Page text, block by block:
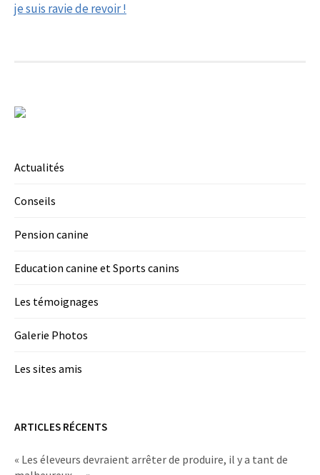
je suis ravie de revoir !
Actualités
Conseils
Pension canine
Education canine et Sports canins
Les témoignages
Galerie Photos
Les sites amis
ARTICLES RÉCENTS
« Les éleveurs devraient arrêter de produire, il y a tant de